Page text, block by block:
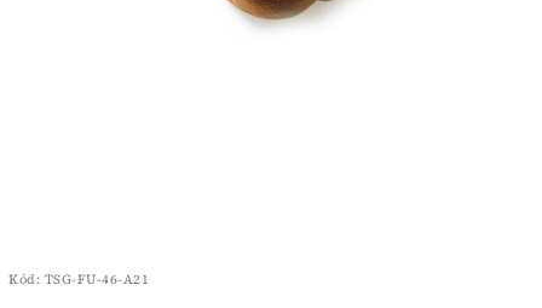
Kód: TSG-FU-46-A21